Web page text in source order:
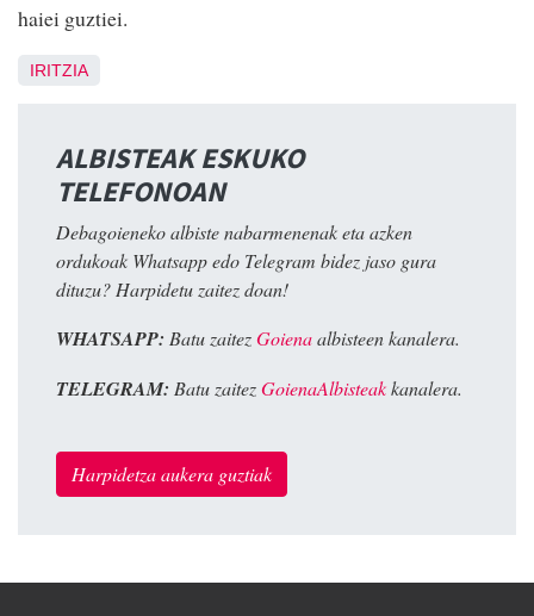
haiei guztiei.
IRITZIA
ALBISTEAK ESKUKO
TELEFONOAN
Debagoieneko albiste nabarmenenak eta azken
ordukoak Whatsapp edo Telegram bidez jaso gura
dituzu? Harpidetu zaitez doan!
WHATSAPP: Batu zaitezGoienaalbisteen kanalera.
TELEGRAM: Batu zaitezGoienaAlbisteakkanalera.
Harpidetza aukera guztiak